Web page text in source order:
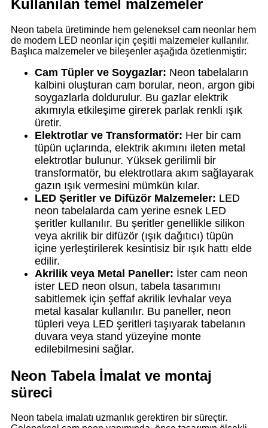
Kullanılan temel malzemeler
Neon tabela üretiminde hem geleneksel cam neonlar hem
de modern LED neonlar için çeşitli malzemeler kullanılır.
Başlıca malzemeler ve bileşenler aşağıda özetlenmiştir:
Cam Tüpler ve Soygazlar: Neon tabelaların
kalbini oluşturan cam borular, neon, argon gibi
soygazlarla doldurulur. Bu gazlar elektrik
akımıyla etkileşime girerek parlak renkli ışık
üretir.
Elektrotlar ve Transformatör: Her bir cam
tüpün uçlarında, elektrik akımını ileten metal
elektrotlar bulunur. Yüksek gerilimli bir
transformatör, bu elektrotlara akım sağlayarak
gazın ışık vermesini mümkün kılar.
LED Şeritler ve Difüzör Malzemeler: LED
neon tabelalarda cam yerine esnek LED
şeritler kullanılır. Bu şeritler genellikle silikon
veya akrilik bir difüzör (ışık dağıtıcı) tüpün
içine yerleştirilerek kesintisiz bir ışık hattı elde
edilir.
Akrilik veya Metal Paneller: İster cam neon
ister LED neon olsun, tabela tasarımını
sabitlemek için şeffaf akrilik levhalar veya
metal kasalar kullanılır. Bu paneller, neon
tüpleri veya LED şeritleri taşıyarak tabelanın
duvara veya stand yüzeyine monte
edilebilmesini sağlar.
Neon Tabela İmalat ve montaj
süreci
Neon tabela imalatı uzmanlık gerektiren bir süreçtir.